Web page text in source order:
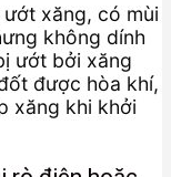
xăng, có mùi
không dính
ướt bởi xăng
được hòa khí,
xăng khi khởi